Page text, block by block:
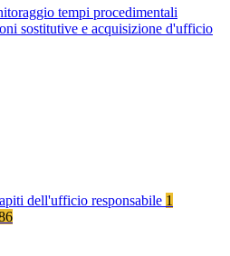
tempi procedimentali
sostitutive e acquisizione d'ufficio
dell'ufficio responsabile 1